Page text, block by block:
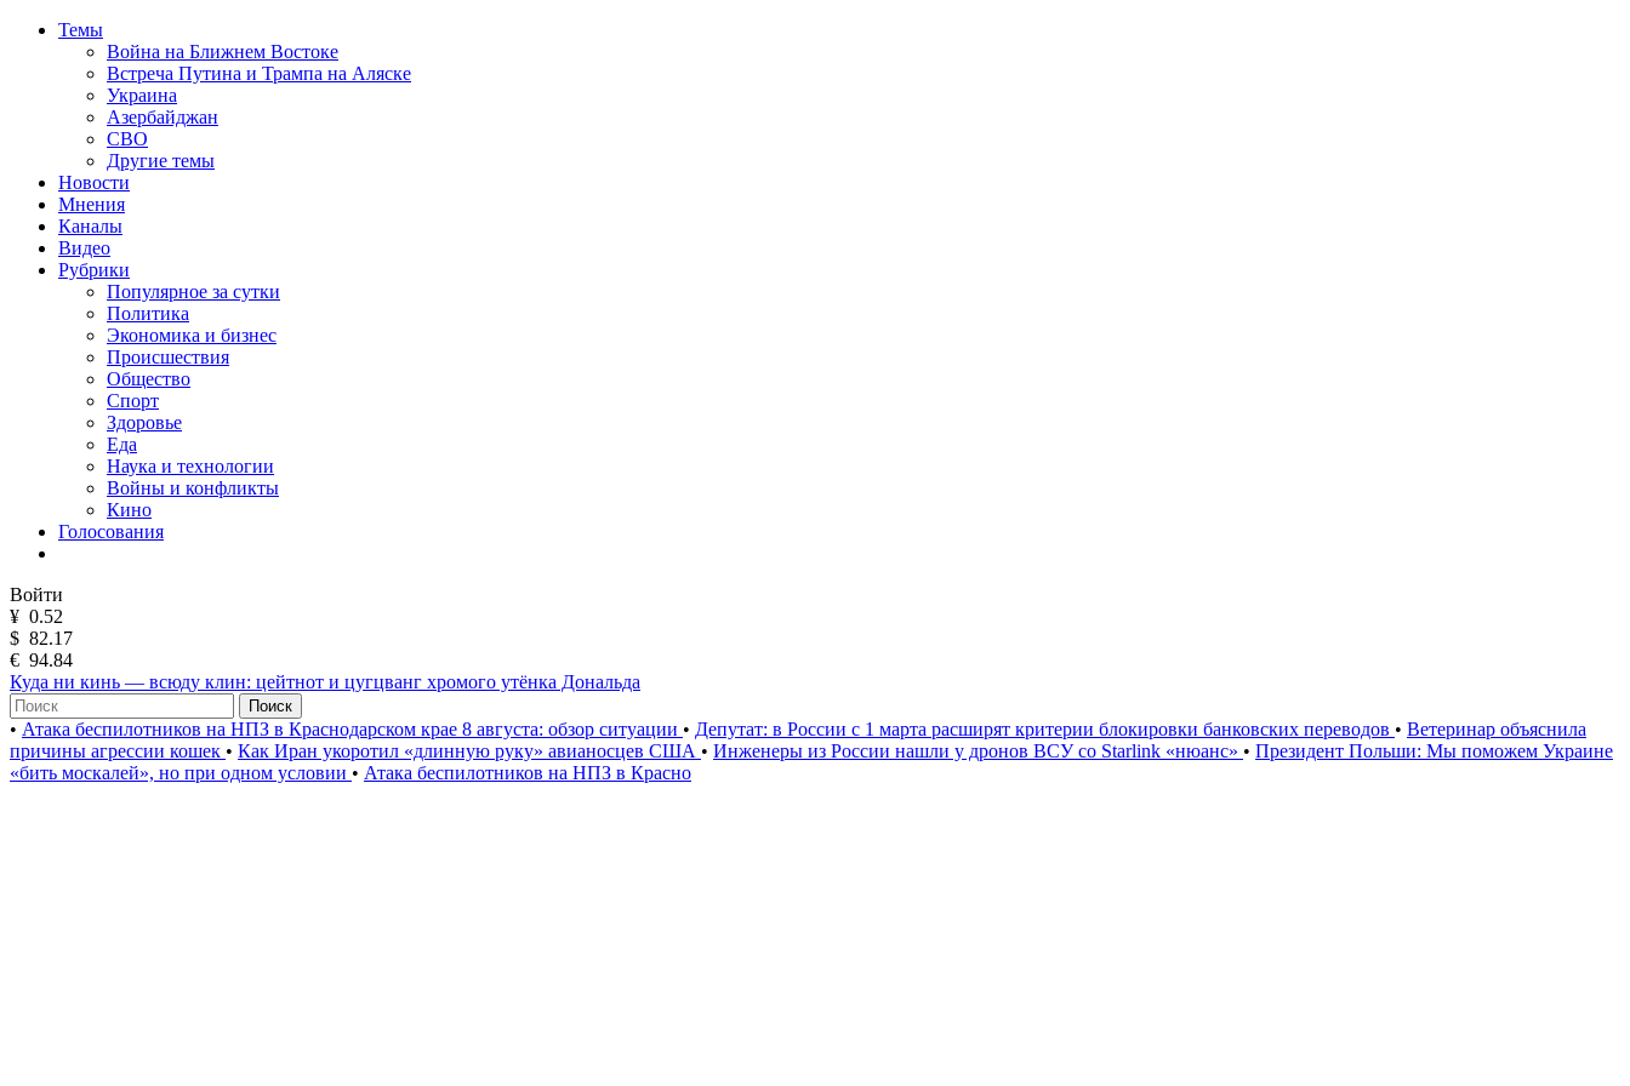
Темы
Война на Ближнем Востоке
Встреча Путина и Трампа на Аляске
Украина
Азербайджан
СВО
Другие темы
Новости
Мнения
Каналы
Видео
Рубрики
Популярное за сутки
Политика
Экономика и бизнес
Происшествия
Общество
Спорт
Здоровье
Еда
Наука и технологии
Войны и конфликты
Кино
Голосования
Войти
¥ 0.52
$ 82.17
€ 94.84
Куда ни кинь — всюду клин: цейтнот и цугцванг хромого утёнка Дональда
Поиск
• Атака беспилотников на НПЗ в Краснодарском крае 8 августа: обзор ситуации • Депутат: в России с 1 марта расширят критерии блокировки банковских переводов • Ветеринар объяснила
причины агрессии кошек • Как Иран укоротил «длинную руку» авианосцев США • Инженеры из России нашли у дронов ВСУ со Starlink «нюанс» • Президент Польши: Мы поможем Украине
«бить москалей», но при одном условии • Атака беспилотников на НПЗ в Красно